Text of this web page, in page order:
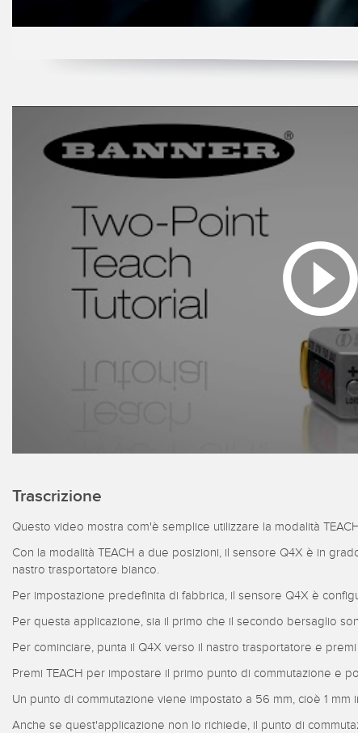
Trascrizione
Questo video mostra com'è semplice utilizzare la modalità
Con la modalità TEACH a due posizioni, il sensore Q4X è in
nastro trasportatore bianco.
Per impostazione predefinita di fabbrica, il sensore Q4X è
Per questa applicazione, sia il primo che il secondo bersaglio
Per cominciare, punta il Q4X verso il nastro trasportatore e
Premi TEACH per impostare il primo punto di commutazione e
Un punto di commutazione viene impostato a 56 mm, cioè 1
Anche se quest'applicazione non lo richiede, il punto di